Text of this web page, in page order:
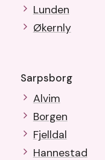
Lunden
Økernly
Sarpsborg
Alvim
Borgen
Fjelldal
Hannestad